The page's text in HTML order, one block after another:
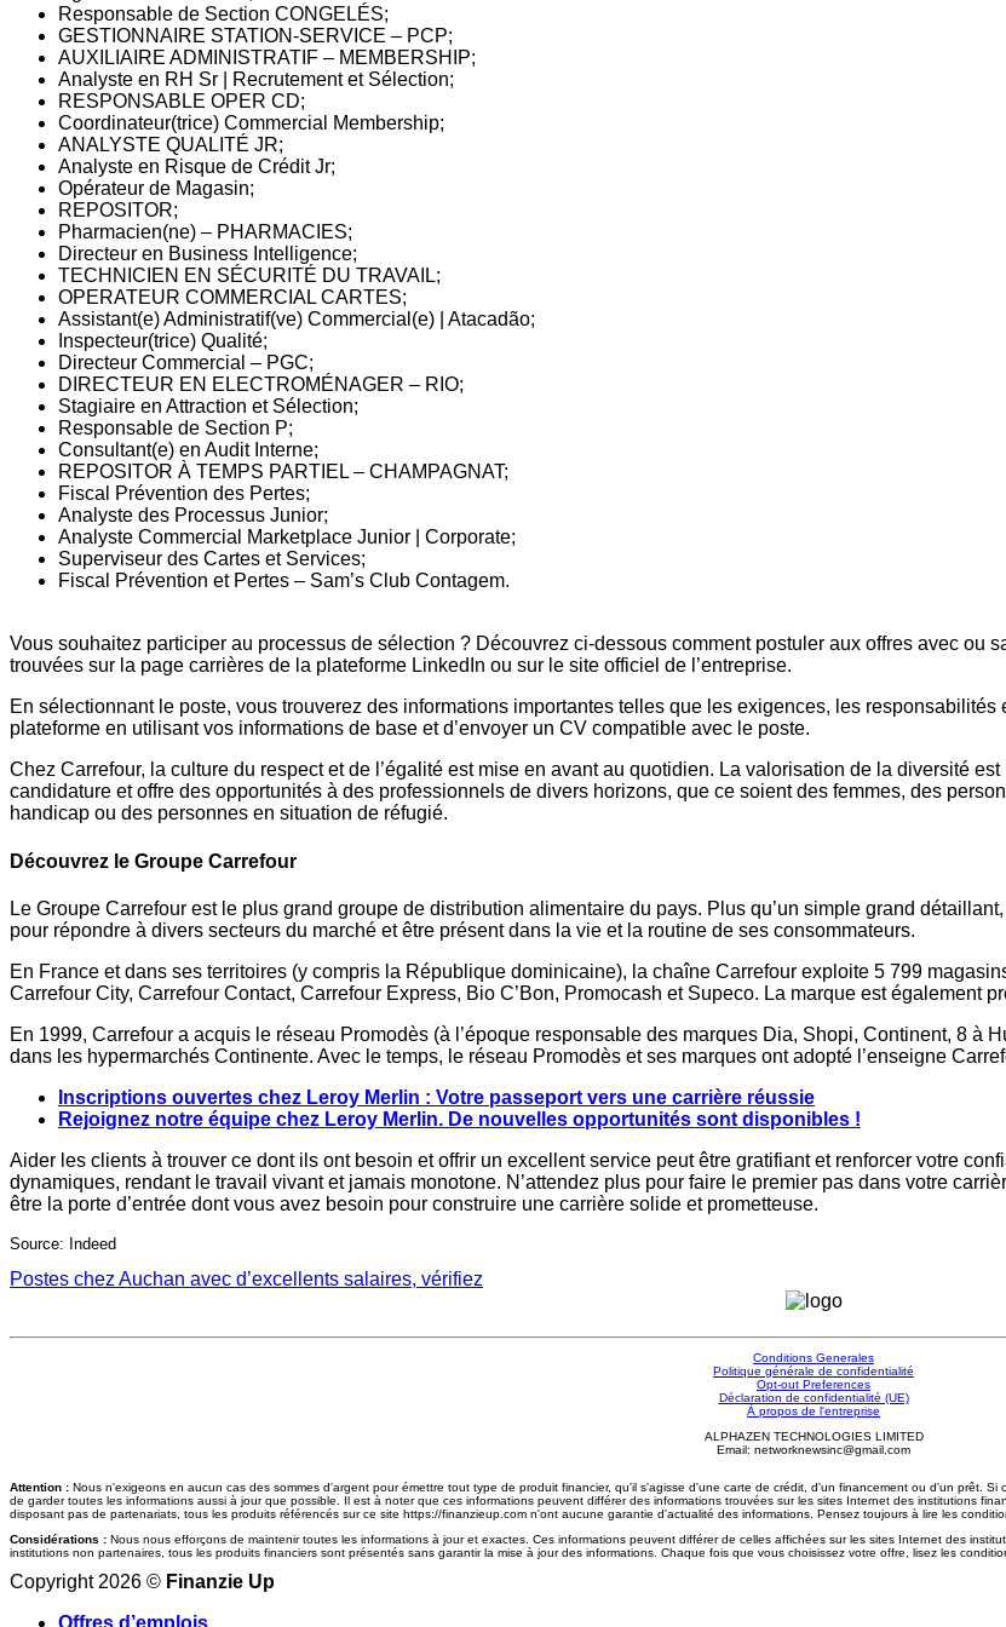
Responsable de Section CONGELÉS;
GESTIONNAIRE STATION-SERVICE – PCP;
AUXILIAIRE ADMINISTRATIF – MEMBERSHIP;
Analyste en RH Sr | Recrutement et Sélection;
RESPONSABLE OPER CD;
Coordinateur(trice) Commercial Membership;
ANALYSTE QUALITÉ JR;
Analyste en Risque de Crédit Jr;
Opérateur de Magasin;
REPOSITOR;
Pharmacien(ne) – PHARMACIES;
Directeur en Business Intelligence;
TECHNICIEN EN SÉCURITÉ DU TRAVAIL;
OPERATEUR COMMERCIAL CARTES;
Assistant(e) Administratif(ve) Commercial(e) | Atacadão;
Inspecteur(trice) Qualité;
Directeur Commercial – PGC;
DIRECTEUR EN ELECTROMÉNAGER – RIO;
Stagiaire en Attraction et Sélection;
Responsable de Section P;
Consultant(e) en Audit Interne;
REPOSITOR À TEMPS PARTIEL – CHAMPAGNAT;
Fiscal Prévention des Pertes;
Analyste des Processus Junior;
Analyste Commercial Marketplace Junior | Corporate;
Superviseur des Cartes et Services;
Fiscal Prévention et Pertes – Sam’s Club Contagem.
Vous souhaitez participer au processus de sélection ? Découvrez ci-dessous comment postuler aux offres avec ou
trouvées sur la page carrières de la plateforme LinkedIn ou sur le site officiel de l’entreprise.
En sélectionnant le poste, vous trouverez des informations importantes telles que les exigences, les
plateforme en utilisant vos informations de base et d’envoyer un CV compatible avec le poste.
Chez Carrefour, la culture du respect et de l’égalité est mise en avant au quotidien. La valorisation de la diversité
candidature et offre des opportunités à des professionnels de divers horizons, que ce soient des femmes, des
handicap ou des personnes en situation de réfugié.
Découvrez le Groupe Carrefour
Le Groupe Carrefour est le plus grand groupe de distribution alimentaire du pays. Plus qu’un simple grand
pour répondre à divers secteurs du marché et être présent dans la vie et la routine de ses consommateurs.
En France et dans ses territoires (y compris la République dominicaine), la chaîne Carrefour exploite 5 799
Carrefour City, Carrefour Contact, Carrefour Express, Bio C’Bon, Promocash et Supeco. La marque est également
En 1999, Carrefour a acquis le réseau Promodès (à l’époque responsable des marques Dia, Shopi, Continent, 8 à
dans les hypermarchés Continente. Avec le temps, le réseau Promodès et ses marques ont adopté l’enseigne
Inscriptions ouvertes chez Leroy Merlin : Votre passeport vers une carrière réussie
Rejoignez notre équipe chez Leroy Merlin. De nouvelles opportunités sont disponibles !
Aider les clients à trouver ce dont ils ont besoin et offrir un excellent service peut être gratifiant et renforcer votre
dynamiques, rendant le travail vivant et jamais monotone. N’attendez plus pour faire le premier pas dans votre
être la porte d’entrée dont vous avez besoin pour construire une carrière solide et prometteuse.
Source: Indeed
Postes chez Auchan avec d’excellents salaires, vérifiez
Conditions Generales
Politique générale de confidentialité
Opt-out Preferences
Déclaration de confidentialité (UE)
À propos de l'entreprise
ALPHAZEN TECHNOLOGIES LIMITED
Email: networknewsinc@gmail.com
Attention : Nous n'exigeons en aucun cas des sommes d'argent pour émettre tout type de produit financier, qu'il s'agisse d'une carte de crédit, d'un financement ou d'un prêt.
de garder toutes les informations aussi à jour que possible. Il est à noter que ces informations peuvent différer des informations trouvées sur les sites Internet des institutions
disposant pas de partenariats, tous les produits référencés sur ce site https://finanzieup.com n'ont aucune garantie d'actualité des informations. Pensez toujours à lire les
Considérations : Nous nous efforçons de maintenir toutes les informations à jour et exactes. Ces informations peuvent différer de celles affichées sur les sites Internet des
institutions non partenaires, tous les produits financiers sont présentés sans garantir la mise à jour des informations. Chaque fois que vous choisissez votre offre, lisez les
Copyright 2026 © Finanzie Up
Offres d’emplois